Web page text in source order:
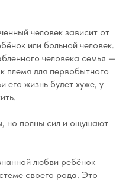
человек зависит от
или больной человек.
человека семья —
племя для первобытного
его жизнь будет хуже, у
но полны сил и ощущают
любви ребёнок
своего рода. Это